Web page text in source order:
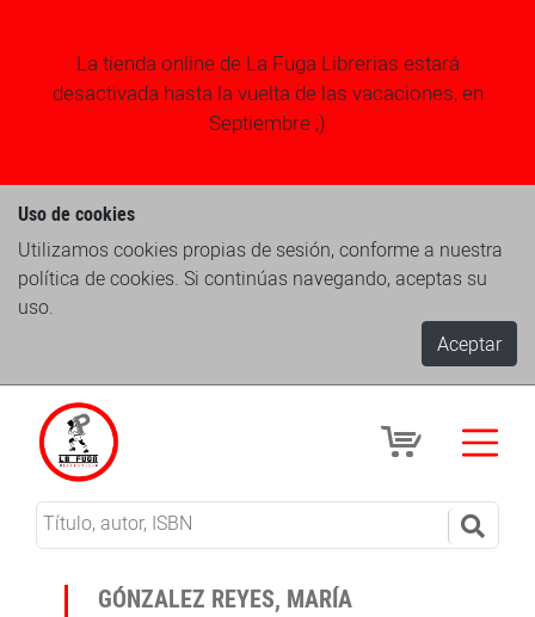
La tienda online de La Fuga Librerias estará
desactivada hasta la vuelta de las vacaciones, en
Septiembre ;)
Uso de cookies
Utilizamos cookies propias de sesión, conforme a nuestra
política de cookies. Si continúas navegando, aceptas su
uso.
Aceptar
GÓNZALEZ REYES, MARÍA